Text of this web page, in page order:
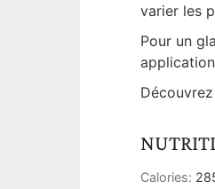
varier les
Pour un
Calories: